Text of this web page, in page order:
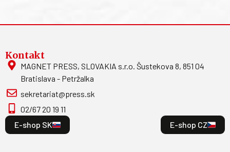
Kontakt
MAGNET PRESS, SLOVAKIA s.r.o. Šustekova 8, 851 04
Bratislava - Petržalka
sekretariat@press.sk
02/67 20 19 11
E-shop SK
E-shop CZ